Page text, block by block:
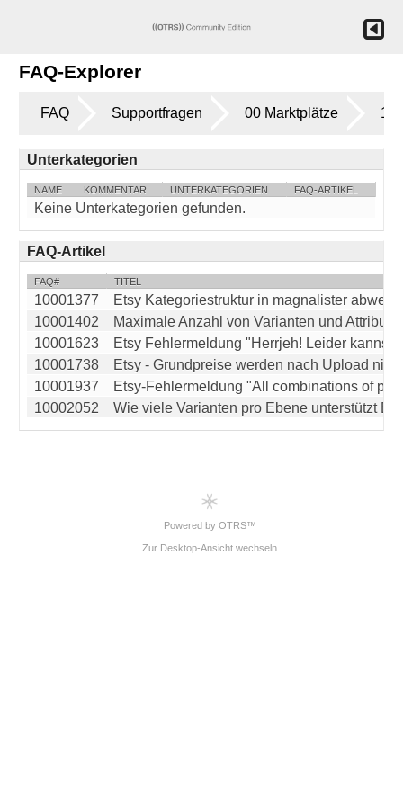
FAQ-Explorer
FAQ Supportfragen 00 Marktplätze 14
Unterkategorien
NAME KOMMENTAR UNTERKATEGORIEN FAQ-ARTIKEL
Keine Unterkategorien gefunden.
FAQ-Artikel
FAQ# TITEL
10001377
Etsy Kategoriestruktur in magnalister
10001402
Maximale Anzahl von Varianten und Attribute
10001623
Etsy Fehlermeldung "Herrjeh! Leider kannst
10001738
Etsy - Grundpreise werden nach Upload
10001937
Etsy-Fehlermeldung "All combinations of
10002052
Wie viele Varianten pro Ebene unterstützt
Powered by OTRS™
Zur Desktop-Ansicht wechseln